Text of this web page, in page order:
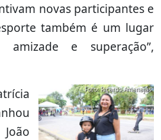
novas participantes e
também é um lugar
amizade e superação”,
Foto: Ricardo Amanajás